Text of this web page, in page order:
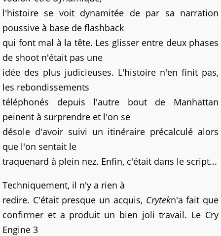
l'histoire se voit dynamitée de par sa narration
poussive à base de flashback
qui font mal à la tête. Les glisser entre deux phases
de shoot n'était pas une
idée des plus judicieuses. L'histoire n'en finit pas,
les rebondissements
téléphonés depuis l'autre bout de Manhattan
peinent à surprendre et l'on se
désole d'avoir suivi un itinéraire précalculé alors
que l'on sentait le
traquenard à plein nez. Enfin, c'était dans le script...
Techniquement, il n'y a rien à
redire. C'était presque un acquis, Crytekn'a fait que
confirmer et a produit un bien joli travail. Le Cry
Engine 3